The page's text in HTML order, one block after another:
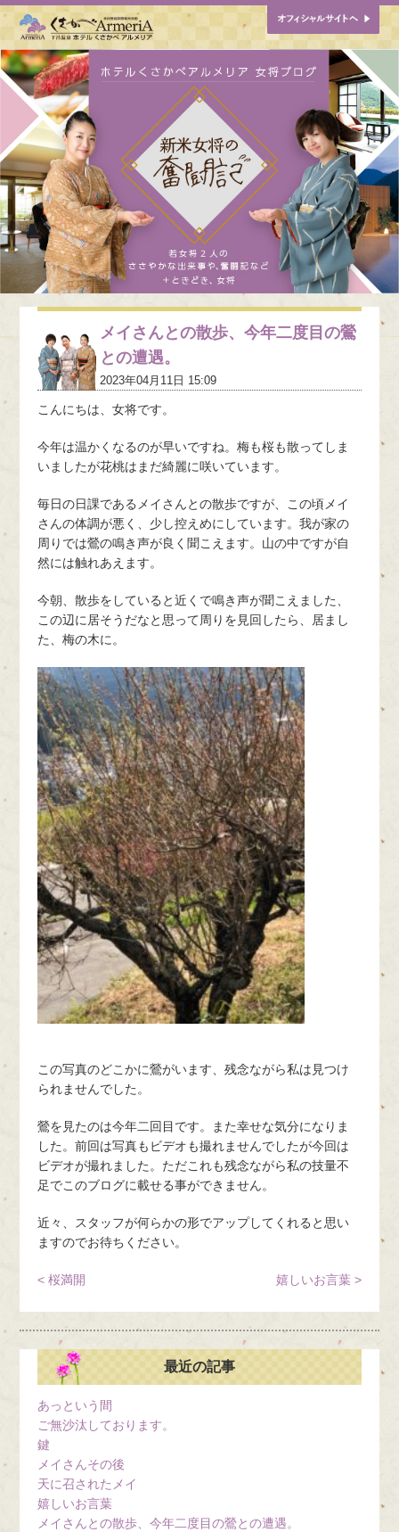
メイさんとの散歩、今年二度目の鶯
との遭遇。
2023年04月11日 15:09
こんにちは、女将です。
今年は温かくなるのが早いですね。梅も桜も散ってしま
いましたが花桃はまだ綺麗に咲いています。
毎日の日課であるメイさんとの散歩ですが、この頃メイ
さんの体調が悪く、少し控えめにしています。我が家の
周りでは鶯の鳴き声が良く聞こえます。山の中ですが自
然には触れあえます。
今朝、散歩をしていると近くで鳴き声が聞こえました、
この辺に居そうだなと思って周りを見回したら、居まし
た、梅の木に。
この写真のどこかに鶯がいます、残念ながら私は見つけ
られませんでした。
鶯を見たのは今年二回目です。また幸せな気分になりま
した。前回は写真もビデオも撮れませんでしたが今回は
ビデオが撮れました。ただこれも残念ながら私の技量不
足でこのブログに載せる事ができません。
近々、スタッフが何らかの形でアップしてくれると思い
ますのでお待ちください。
< 桜満開 嬉しいお言葉 >
最近の記事
あっという間
ご無沙汰しております。
鍵
メイさんその後
天に召されたメイ
嬉しいお言葉
メイさんとの散歩、今年二度目の鶯との遭遇。